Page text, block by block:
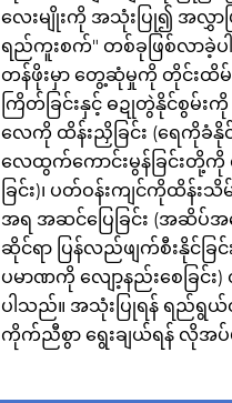
လေးမျိုးကို အသုံးပြု၍ အလွှာပ
ရည်ကူးစက်" တစ်ခုဖြစ်လာခဲ့
တန်ဖိုးမှာ တွေ့ဆုံမှုကို တိုင်းထိမ်း
ကြိတ်ခြင်းနှင့် ဓဍုတွဲနိုင်စွမ်းကို
လေကို ထိန်းညှိခြင်း (ရေကိုခံနို
လေထွက်ကောင်းမွန်ခြင်းတို့ကို
ခြင်း)၊ ပတ်ဝန်းကျင်ကိုထိန်းသိမ်
အရ အဆင်ပြေခြင်း (အဆိပ်အ
ဆိုင်ရာ ပြန်လည်ဖျက်စီးနိုင်ခြင်
ပမာဏကို လျော့နည်းစေခြင်
ပါသည်။ အသုံးပြုရန် ရည်ရွ
ကိုက်ညီစွာ ရွေးချယ်ရန် လိုအပ်